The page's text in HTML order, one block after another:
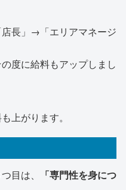
長」→「エリアマネージ
度に給料もアップしまし
上がります。
目は、
「専門性を身につ